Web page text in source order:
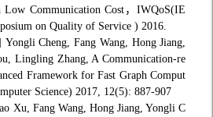
Low Communication Cost，IWQoS(IE
on Quality of Service ) 2016.
Cheng, Fang Wang, Hong Jiang,
Lingling Zhang, A Communication-re
Framework for Fast Graph Comput
Science) 2017, 12(5): 887-907
Xu, Fang Wang, Hong Jiang, Yongli C